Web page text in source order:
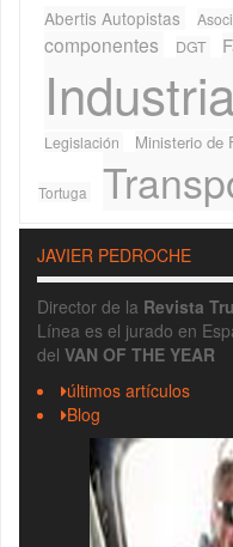
Abertis Autopistas
componentes DGT
Legislación
Ministerio de
Tortuga
JAVIER PEDROCHE
Director de la Revista
Línea es el jurado en
del VAN OF THE YEAR
últimos artículos
Blog